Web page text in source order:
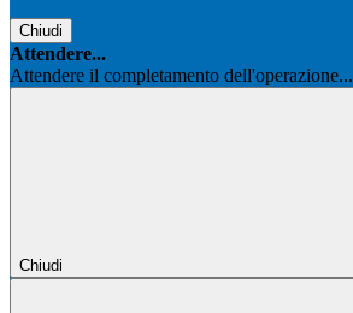
Chiudi
Attendere...
Attendere il completamento dell'operazione...
Chiudi